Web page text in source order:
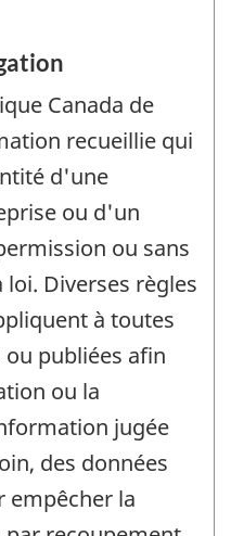
Canada de
recueillie qui
d'une
ou d'un
ou sans
Diverses règles
à toutes
publiées afin
ou la
jugée
des données
empêcher la